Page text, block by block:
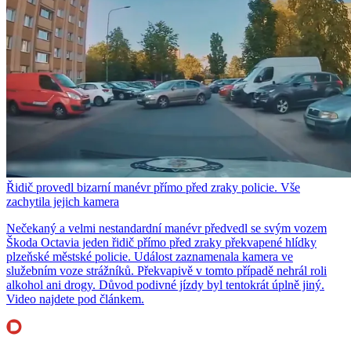
Řidič provedl bizarní manévr přímo před zraky policie. Vše
zachytila jejich kamera
Nečekaný a velmi nestandardní manévr předvedl se svým vozem
Škoda Octavia jeden řidič přímo před zraky překvapené hlídky
plzeňské městské policie. Událost zaznamenala kamera ve
služebním voze strážníků. Překvapivě v tomto případě nehrál roli
alkohol ani drogy. Důvod podivné jízdy byl tentokrát úplně jiný.
Video najdete pod článkem.